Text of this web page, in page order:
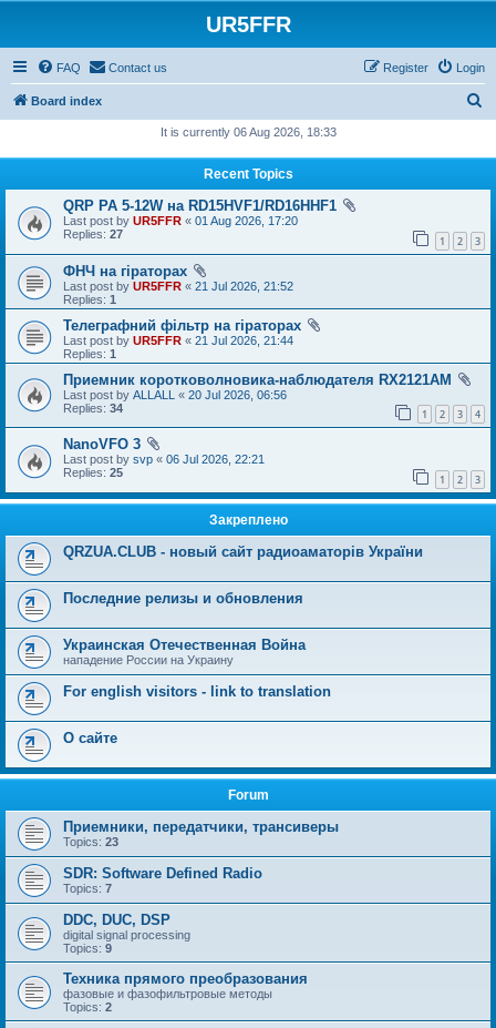
UR5FFR
FAQ Contact us Login
Register
Board index
h
It is currently 06 Aug 2026, 18:33
Recent Topics
QRP PA 5-12W на RD15HVF1/RD16HHF1
Last post by UR5FFR « 01 Aug 2026, 17:20
Replies: 27 1 2 3
ФНЧ на гіраторах
Last post by UR5FFR « 21 Jul 2026, 21:52
Replies: 1
Телеграфний фільтр на гіраторах
Last post by UR5FFR « 21 Jul 2026, 21:44
Replies: 1
Приемник коротковолновика-наблюдателя RX2121AM
Last post by ALLALL « 20 Jul 2026, 06:56
Replies: 34 1 2 3 4
NanoVFO 3
Last post by svp « 06 Jul 2026, 22:21
Replies: 25 1 2 3
Закреплено
QRZUA.CLUB - новый сайт радиоаматорів України
Последние релизы и обновления
Украинская Отечественная Война
нападение России на Украину
For english visitors - link to translation
О сайте
Forum
Приемники, передатчики, трансиверы
Topics: 23
SDR: Software Defined Radio
Topics: 7
DDC, DUC, DSP
digital signal processing
Topics: 9
Техника прямого преобразования
фазовые и фазофильтровые методы
Topics: 2